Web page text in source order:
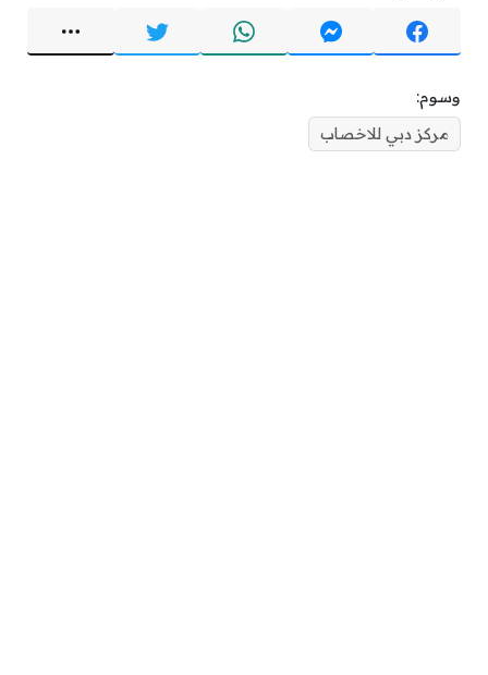
وسوم:
مركز دبي للاخصاب